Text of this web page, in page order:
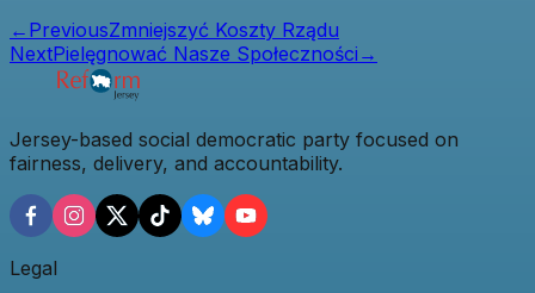
← PreviousZmniejszyć Koszty Rządu
NextPielęgnować Nasze Społeczności →
Jersey-based social democratic party focused on
fairness, delivery, and accountability.
Legal